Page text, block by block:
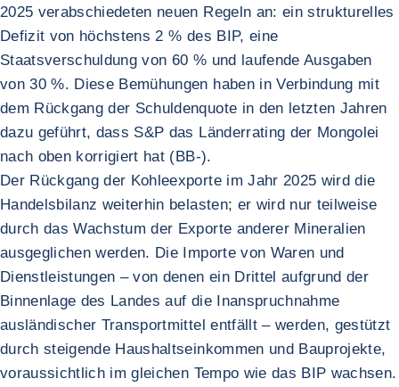
2025 verabschiedeten neuen Regeln an: ein strukturelles
Defizit von höchstens 2 % des BIP, eine
Staatsverschuldung von 60 % und laufende Ausgaben
von 30 %. Diese Bemühungen haben in Verbindung mit
dem Rückgang der Schuldenquote in den letzten Jahren
dazu geführt, dass S&P das Länderrating der Mongolei
nach oben korrigiert hat (BB-).
Der Rückgang der Kohleexporte im Jahr 2025 wird die
Handelsbilanz weiterhin belasten; er wird nur teilweise
durch das Wachstum der Exporte anderer Mineralien
ausgeglichen werden. Die Importe von Waren und
Dienstleistungen – von denen ein Drittel aufgrund der
Binnenlage des Landes auf die Inanspruchnahme
ausländischer Transportmittel entfällt – werden, gestützt
durch steigende Haushaltseinkommen und Bauprojekte,
voraussichtlich im gleichen Tempo wie das BIP wachsen.